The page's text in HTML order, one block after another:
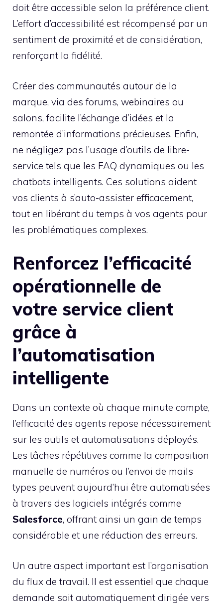
doit être accessible selon la préférence client.
L’effort d’accessibilité est récompensé par un
sentiment de proximité et de considération,
renforçant la fidélité.
Créer des communautés autour de la
marque, via des forums, webinaires ou
salons, facilite l’échange d’idées et la
remontée d’informations précieuses. Enfin,
ne négligez pas l’usage d’outils de libre-
service tels que les FAQ dynamiques ou les
chatbots intelligents. Ces solutions aident
vos clients à s’auto-assister efficacement,
tout en libérant du temps à vos agents pour
les problématiques complexes.
Renforcez l’efficacité
opérationnelle de
votre service client
grâce à
l’automatisation
intelligente
Dans un contexte où chaque minute compte,
l’efficacité des agents repose nécessairement
sur les outils et automatisations déployés.
Les tâches répétitives comme la composition
manuelle de numéros ou l’envoi de mails
types peuvent aujourd’hui être automatisées
à travers des logiciels intégrés comme
Salesforce, offrant ainsi un gain de temps
considérable et une réduction des erreurs.
Un autre aspect important est l’organisation
du flux de travail. Il est essentiel que chaque
demande soit automatiquement dirigée vers